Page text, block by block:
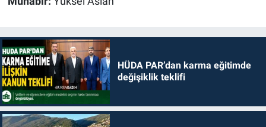
HÜDA PAR’dan karma eğitimde
değişiklik teklifi